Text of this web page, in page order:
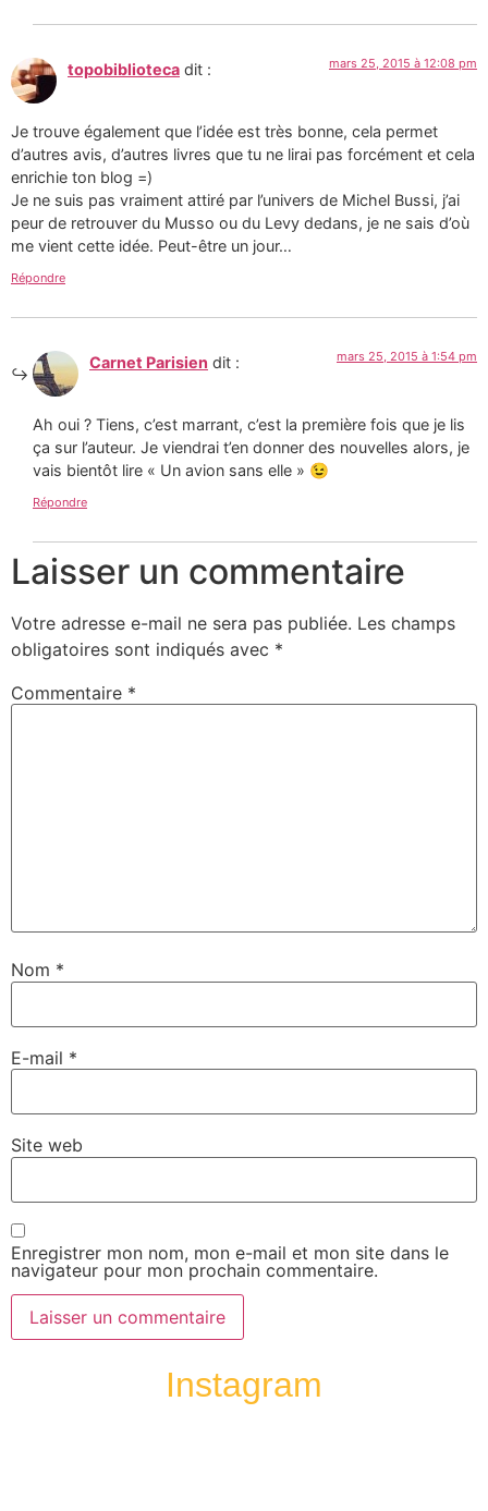
topobiblioteca dit : mars 25, 2015 à 12:08 pm
Je trouve également que l’idée est très bonne, cela permet
d’autres avis, d’autres livres que tu ne lirai pas forcément et cela
enrichie ton blog =)
Je ne suis pas vraiment attiré par l’univers de Michel Bussi, j’ai
peur de retrouver du Musso ou du Levy dedans, je ne sais d’où
me vient cette idée. Peut-être un jour…
Répondre
Carnet Parisien dit : mars 25, 2015 à 1:54 pm
Ah oui ? Tiens, c’est marrant, c’est la première fois que je lis
ça sur l’auteur. Je viendrai t’en donner des nouvelles alors, je
vais bientôt lire « Un avion sans elle » 😉
Répondre
Laisser un commentaire
Votre adresse e-mail ne sera pas publiée. Les champs
obligatoires sont indiqués avec *
Commentaire *
Nom *
E-mail *
Site web
Enregistrer mon nom, mon e-mail et mon site dans le
navigateur pour mon prochain commentaire.
Instagram